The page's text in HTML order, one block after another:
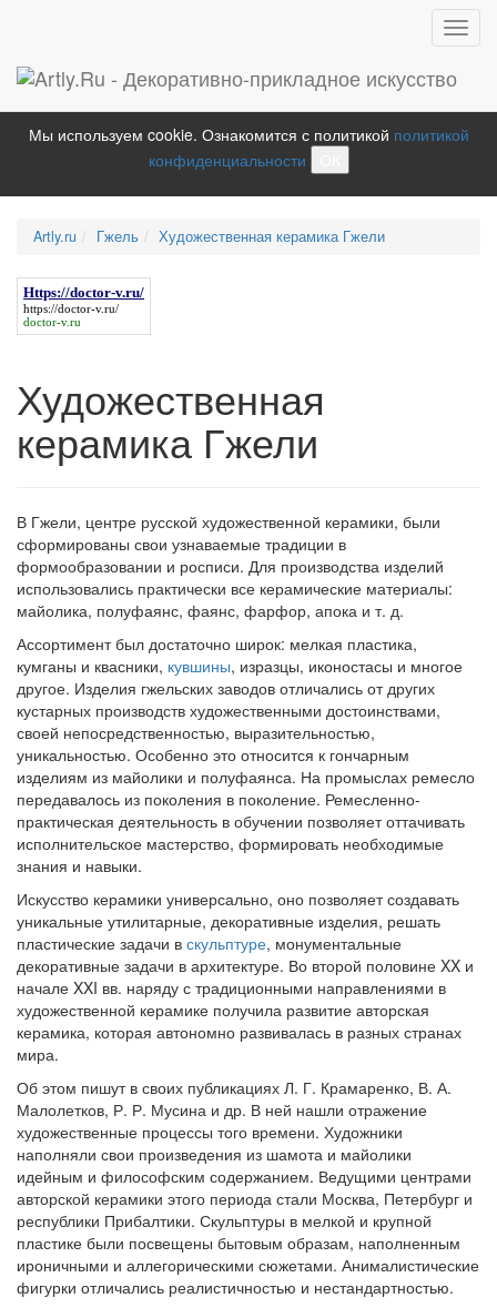
Мы используем cookie. Ознакомится с политикой политикой
конфиденциальности
Artly.ru Гжель Художественная керамика Гжели
Https://doctor-v.ru/
https://doctor-v.ru/
doctor-v.ru
Художественная
керамика Гжели
В Гжели, центре русской художественной керамики, были
сформиро­ваны свои узнаваемые традиции в
формообразовании и росписи. Для про­изводства изделий
использовались практически все керамические матери­алы:
майолика, полуфаянс, фаянс, фарфор, апока и т. д.
Ассортимент был достаточно широк: мелкая пластика,
кумганы и квасники, кувшины, израз­цы, иконостасы и многое
другое. Изделия гжельских заводов отличались от других
кустарных производств художественными достоинствами,
своей непосредственностью, выразительностью,
уникальностью. Особенно это от­носится к гончарным
изделиям из майолики и полуфаянса. На промыслах ремесло
передавалось из поколения в поколение. Ремесленно-
практическая деятельность в обучении позволяет оттачивать
исполнительское мастер­ство, формировать необходимые
знания и навыки.
Искусство керамики универсально, оно позволяет создавать
уникаль­ные утилитарные, декоративные изделия, решать
пластические задачи в скульптуре, монументальные
декоративные задачи в архитектуре. Во вто­рой половине XX и
начале XXI вв. наряду с традиционными направлениями в
художественной керамике получила развитие авторская
керамика, которая автономно развивалась в разных странах
мира.
Об этом пишут в своих пу­бликациях Л. Г. Крамаренко, В. А.
Малолетков, Р. Р. Мусина и др. В ней нашли отражение
художественные процессы того времени. Художники
наполняли свои произведения из шамота и майолики
идейным и философским содер­жанием. Ведущими центрами
авторской керамики этого периода стали Мо­сква, Петербург и
республики Прибалтики. Скульптуры в мелкой и крупной
пластике были посвещены бытовым образам, наполненным
ироничными и аллегорическими сюжетами. Анималистические
фигурки отличались реалистичностью и нестандартностью.